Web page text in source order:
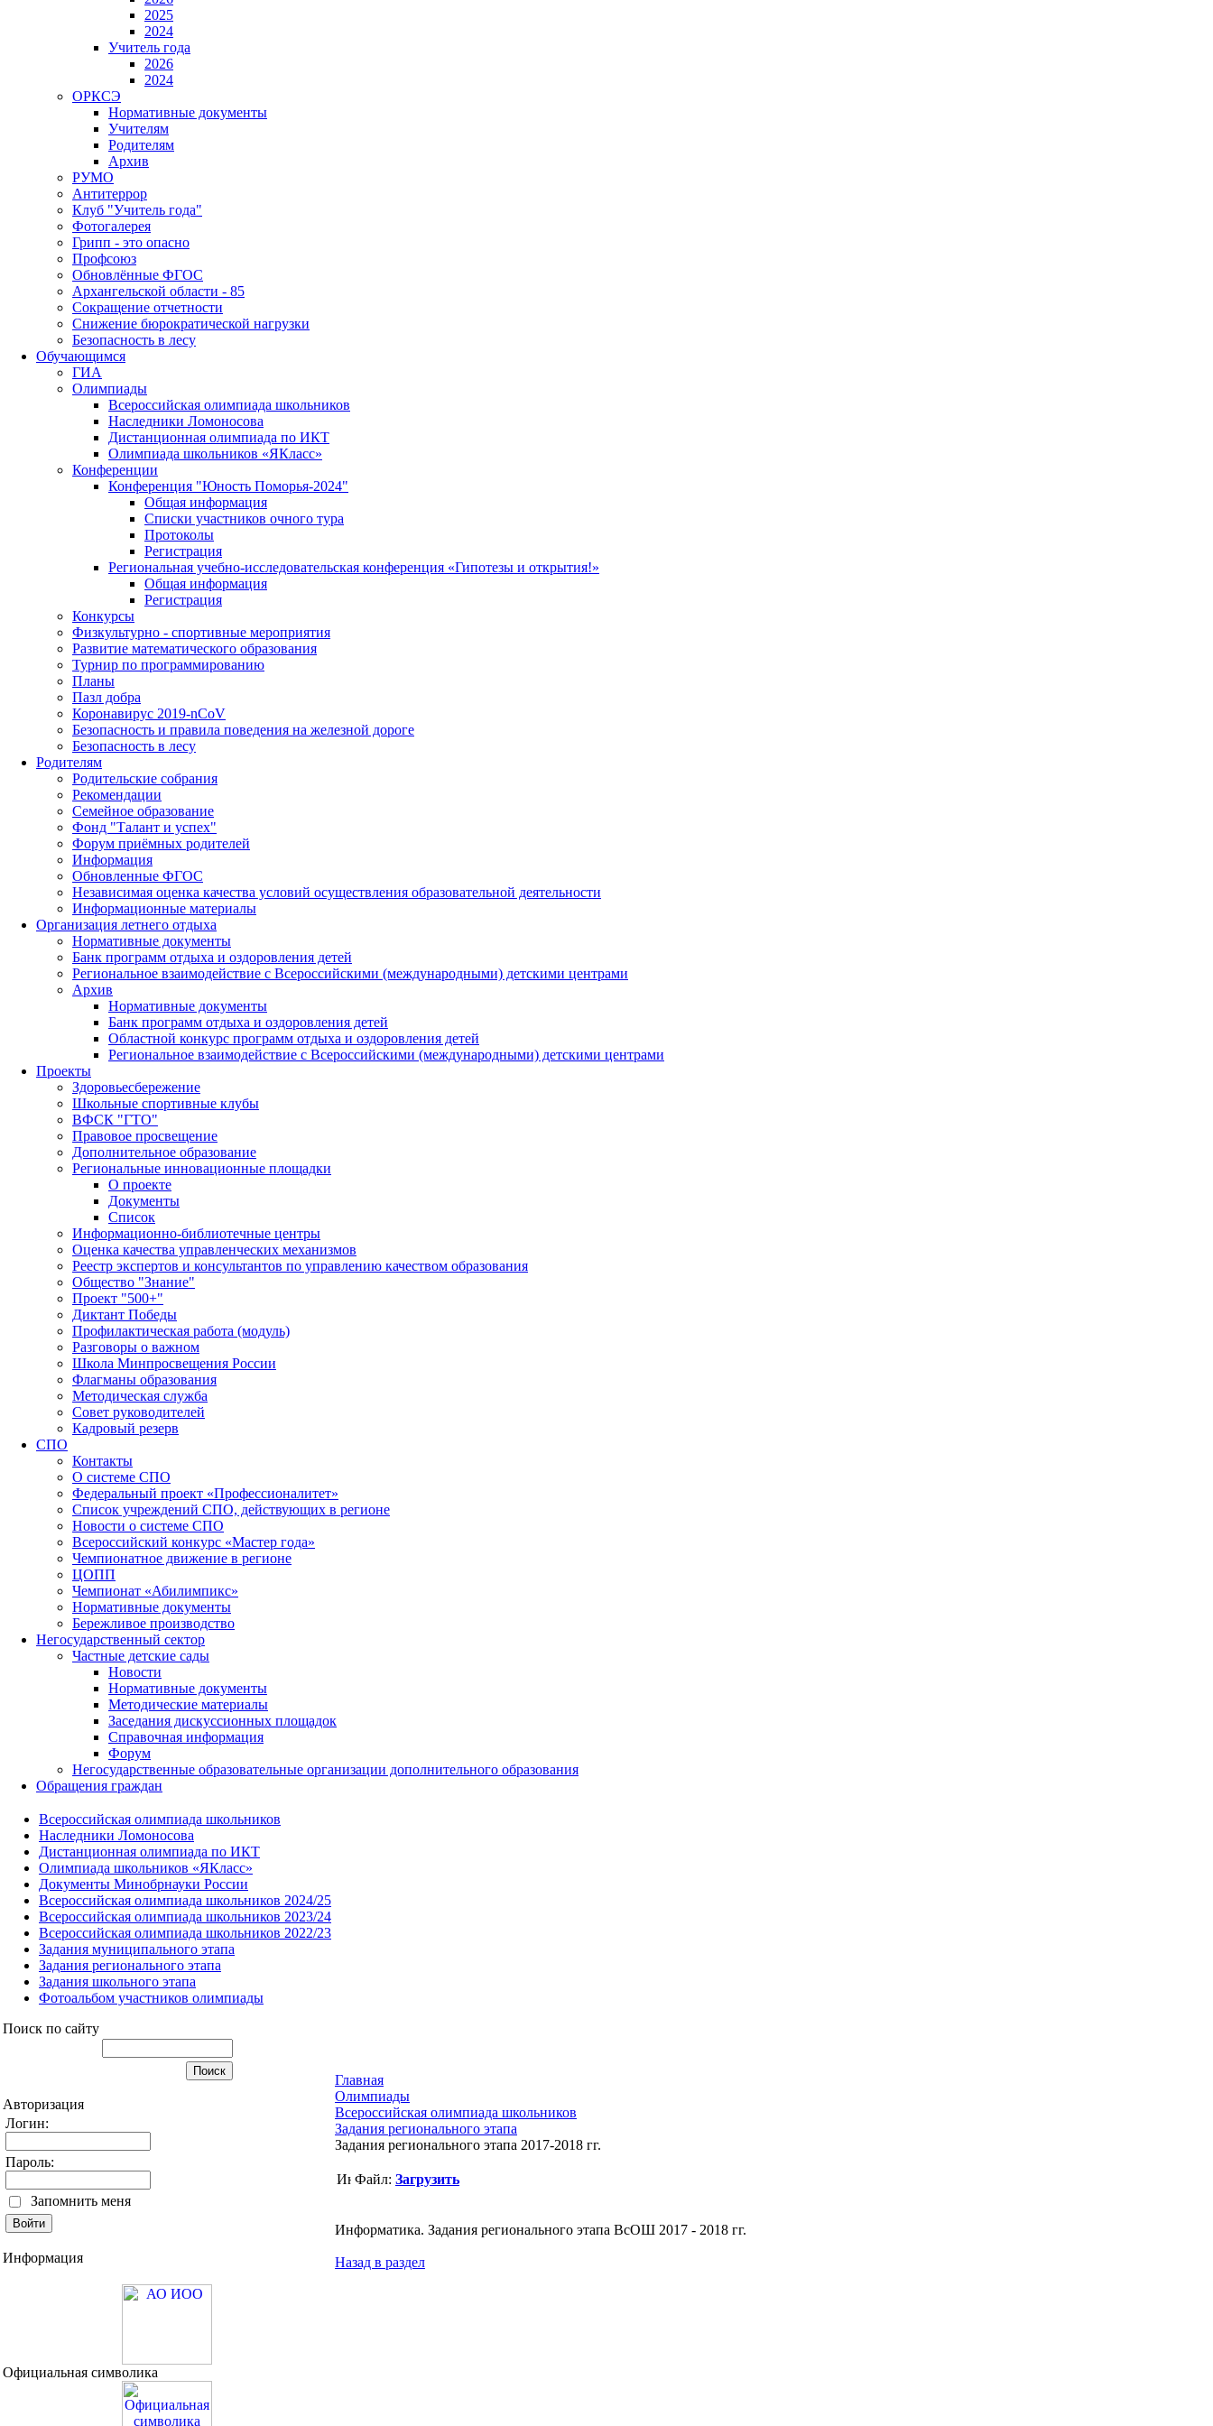
2025
2024
Учитель года
2026
2024
ОРКСЭ
Нормативные документы
Учителям
Родителям
Архив
РУМО
Антитеррор
Клуб "Учитель года"
Фотогалерея
Грипп - это опасно
Профсоюз
Обновлённые ФГОС
Архангельской области - 85
Сокращение отчетности
Снижение бюрократической нагрузки
Безопасность в лесу
Обучающимся
ГИА
Олимпиады
Всероссийская олимпиада школьников
Наследники Ломоносова
Дистанционная олимпиада по ИКТ
Олимпиада школьников «ЯКласс»
Конференции
Конференция "Юность Поморья-2024"
Общая информация
Списки участников очного тура
Протоколы
Регистрация
Региональная учебно-исследовательская конференция «Гипотезы и открытия!»
Общая информация
Регистрация
Конкурсы
Физкультурно - спортивные мероприятия
Развитие математического образования
Турнир по программированию
Планы
Пазл добра
Коронавирус 2019-nCoV
Безопасность и правила поведения на железной дороге
Безопасность в лесу
Родителям
Родительские собрания
Рекомендации
Семейное образование
Фонд "Талант и успех"
Форум приёмных родителей
Информация
Обновленные ФГОС
Независимая оценка качества условий осуществления образовательной деятельности
Информационные материалы
Организация летнего отдыха
Нормативные документы
Банк программ отдыха и оздоровления детей
Региональное взаимодействие с Всероссийскими (международными) детскими центрами
Архив
Нормативные документы
Банк программ отдыха и оздоровления детей
Областной конкурс программ отдыха и оздоровления детей
Региональное взаимодействие с Всероссийскими (международными) детскими центрами
Проекты
Здоровьесбережение
Школьные спортивные клубы
ВФСК "ГТО"
Правовое просвещение
Дополнительное образование
Региональные инновационные площадки
О проекте
Документы
Список
Информационно-библиотечные центры
Оценка качества управленческих механизмов
Реестр экспертов и консультантов по управлению качеством образования
Общество "Знание"
Проект "500+"
Диктант Победы
Профилактическая работа (модуль)
Разговоры о важном
Школа Минпросвещения России
Флагманы образования
Методическая служба
Совет руководителей
Кадровый резерв
СПО
Контакты
О системе СПО
Федеральный проект «Профессионалитет»
Список учреждений СПО, действующих в регионе
Новости о системе СПО
Всероссийский конкурс «Мастер года»
Чемпионатное движение в регионе
ЦОПП
Чемпионат «Абилимпикс»
Нормативные документы
Бережливое производство
Негосударственный сектор
Частные детские сады
Новости
Нормативные документы
Методические материалы
Заседания дискуссионных площадок
Справочная информация
Форум
Негосударственные образовательные организации дополнительного образования
Обращения граждан
Всероссийская олимпиада школьников
Наследники Ломоносова
Дистанционная олимпиада по ИКТ
Олимпиада школьников «ЯКласс»
Документы Минобрнауки России
Всероссийская олимпиада школьников 2024/25
Всероссийская олимпиада школьников 2023/24
Всероссийская олимпиада школьников 2022/23
Задания муниципального этапа
Задания регионального этапа
Задания школьного этапа
Фотоальбом участников олимпиады
Поиск по сайту
Авторизация
Логин:
Пароль:
Запомнить меня
Информация
Официальная символика
Главная
Олимпиады
Всероссийская олимпиада школьников
Задания регионального этапа
Задания регионального этапа 2017-2018 гг.
Файл: Загрузить
Информатика. Задания регионального этапа ВсОШ 2017 - 2018 гг.
Назад в раздел